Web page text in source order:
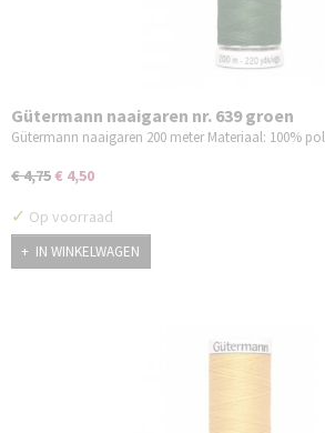
Gütermann naaigaren nr. 639 groen
Gütermann naaigaren 200 meter Materiaal: 100%
€ 4,75€ 4,50
✓ Op voorraad
IN WINKELWAGEN